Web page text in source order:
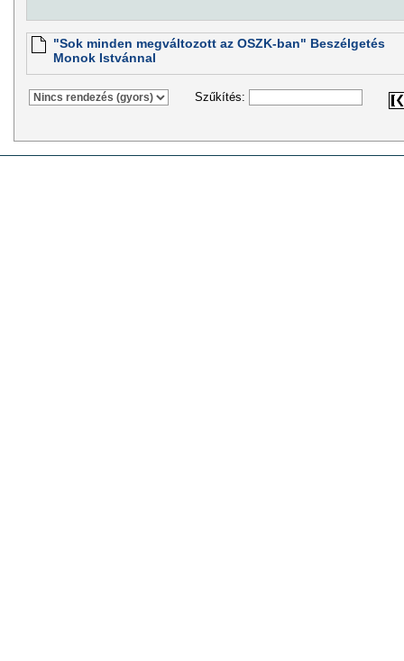
"Sok minden megváltozott az OSZK-ban" Beszélgetés
Monok Istvánnal
Szűkítés: